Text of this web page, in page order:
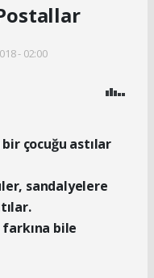
- 02:00
bir çocuğu astılar
sandalyelere
bile